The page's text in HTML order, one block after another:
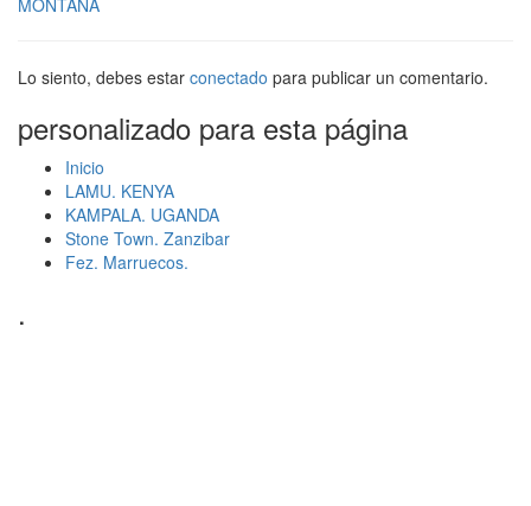
MONTAÑA
Lo siento, debes estar conectado para publicar un comentario.
personalizado para esta página
Inicio
LAMU. KENYA
KAMPALA. UGANDA
Stone Town. Zanzibar
Fez. Marruecos.
.